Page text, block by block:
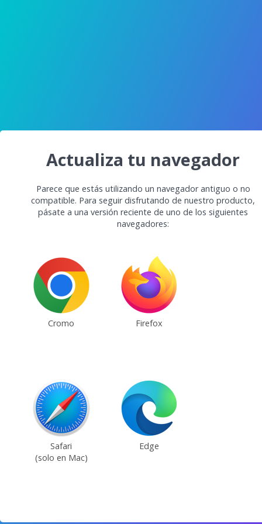
Actualiza tu navegador
Parece que estás utilizando un navegador antiguo o no
compatible. Para seguir disfrutando de nuestro producto,
pásate a una versión reciente de uno de los siguientes
navegadores:
Cromo Firefox
Safari
(solo en Mac)
Edge